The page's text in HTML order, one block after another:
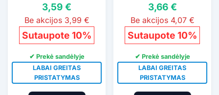
3,59 €
Be akcijos 3,99 €
Sutaupote 10%
✔ Prekė sandėlyje
LABAI GREITAS
PRISTATYMAS
3,66 €
Be akcijos 4,07 €
Sutaupote 10%
✔ Prekė sandėlyje
LABAI GREITAS
PRISTATYMAS